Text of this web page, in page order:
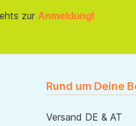
zur Anmeldung!
Rund um Deine
Versand DE & AT